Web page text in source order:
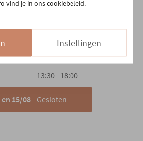
10:00 - 18:30
10:00 - 18:30
10:00 - 18:00
13:30 - 18:00
en 15/08 Gesloten
vind je in ons cookiebeleid.
Instellingen